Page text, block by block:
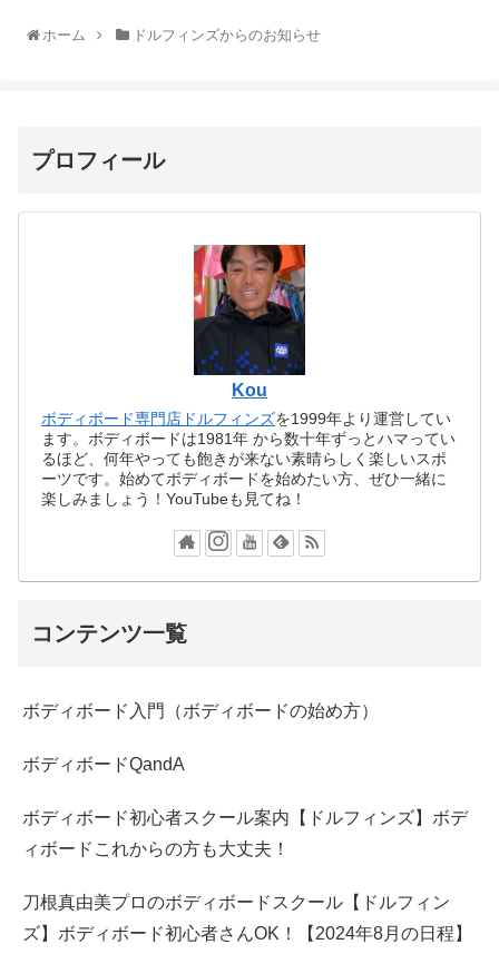
ホーム ドルフィンズからのお知らせ
プロフィール
Kou
ボディボード専門店ドルフィンズを1999年より運営してい
ます。ボディボードは1981年 から数十年ずっとハマってい
るほど、何年やっても飽きが来ない素晴らしく楽しいスポ
ーツです。始めてボディボードを始めたい方、ぜひ一緒に
楽しみましょう！YouTubeも見てね！
コンテンツ一覧
ボディボード入門（ボディボードの始め方）
ボディボードQandA
ボディボード初心者スクール案内【ドルフィンズ】ボデ
ィボードこれからの方も大丈夫！
刀根真由美プロのボディボードスクール【ドルフィン
ズ】ボディボード初心者さんOK！【2024年8月の日程】